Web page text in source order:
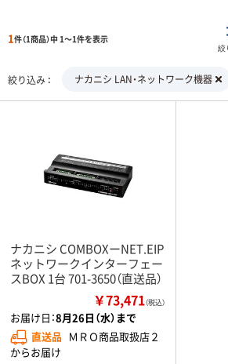
1件（1商品）中 1～1件を表示
絞
絞り込み ナカニシ LAN・ネットワーク機器
ナカニシ COMBOXーNET.EIP
ネットワークインターフェー
スBOX 1台 701-3650（直送品）
￥73,471（税込）
お届け日：8月26日（水）まで
直送品 ＭＲＯ商品取扱店２
からお届け